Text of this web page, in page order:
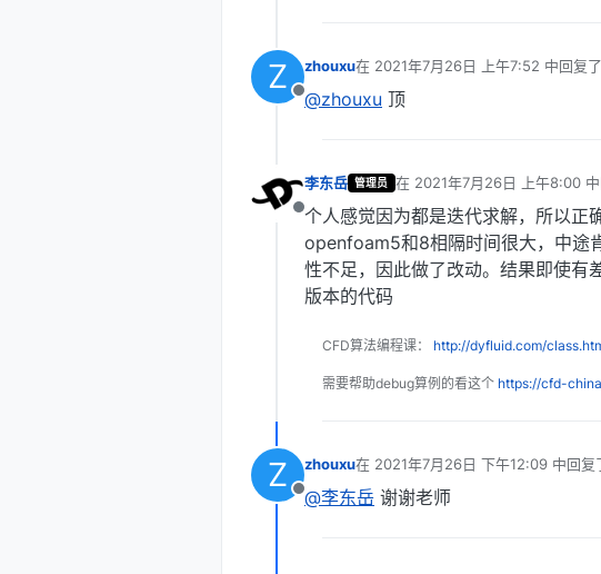
Z
离线
zhouxu在 2021年7月26日 上午7:52 中回复了
最后由 编辑
@zhouxu 顶
离线
李东岳 管理员 在 2021年7月26日 上午8:00中
最后由 编辑
个人感觉因为都是迭代求解，所以正
openfoam5和8相隔时间很大，中途
性不足，因此做了改动。结果即使有
版本的代码
CFD算法编程课： http://dyfluid.com/
需要帮助debug算例的看这个 https://cfd-
Z
离线
zhouxu在 2021年7月26日 下午12:09 中回复
最后由 编辑
@李东岳 谢谢老师